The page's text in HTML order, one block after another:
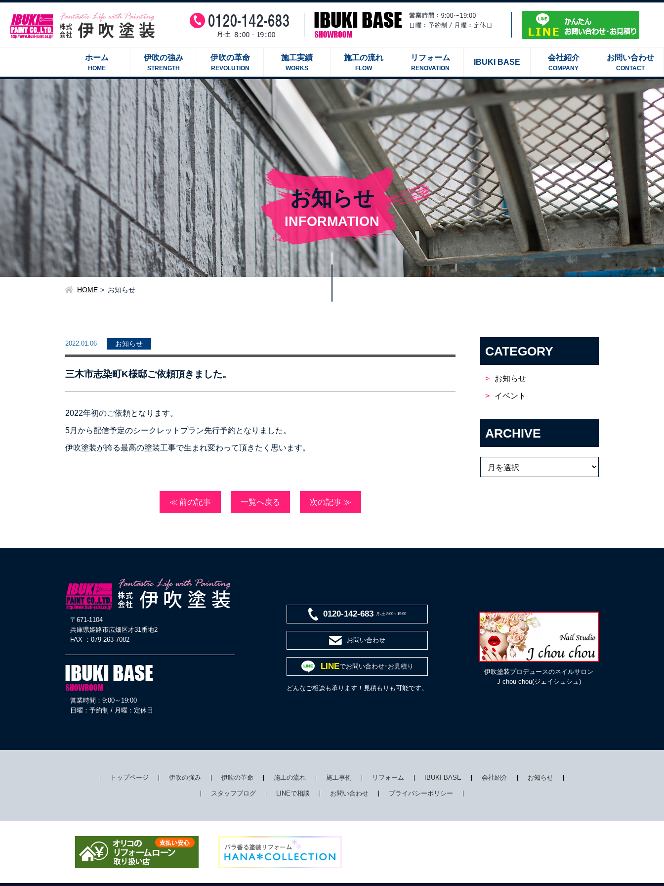
ホーム
HOME
伊吹の強み
STRENGTH
伊吹の革命
REVOLUTION
施工実績
WORKS
施工の流れ
FLOW
リフォーム
RENOVATION
IBUKI BASE
会社紹介
COMPANY
お問い合わせ
CONTACT
お知らせ
INFORMATION
HOME お知らせ
2022.01.06 お知らせ
三木市志染町K様邸ご依頼頂きました。
2022年初のご依頼となります。
5月から配信予定のシークレットプラン先行予約となりました。
伊吹塗装が誇る最高の塗装工事で生まれ変わって頂きたく思います。
≪ 前の記事 一覧へ戻る 次の記事 ≫
CATEGORY
お知らせ
イベント
ARCHIVE
〒671-1104
兵庫県姫路市広畑区才31番地2
FAX ：079-263-7082
営業時間：9:00～19:00
日曜：予約制 / 月曜：定休日
0120-142-683 月-土 8:00～19:00
お問い合わせ
LINEでお問い合わせ･お見積り
どんなご相談も承ります！見積もりも可能です。
伊吹塗装プロデュースのネイルサロン
J chou chou(ジェイシュシュ)
トップページ 伊吹の強み 伊吹の革命 施工の流れ 施工事例 リフォーム IBUKI BASE 会社紹介 お知らせ
スタッフブログ LINEで相談 お問い合わせ プライバシーポリシー